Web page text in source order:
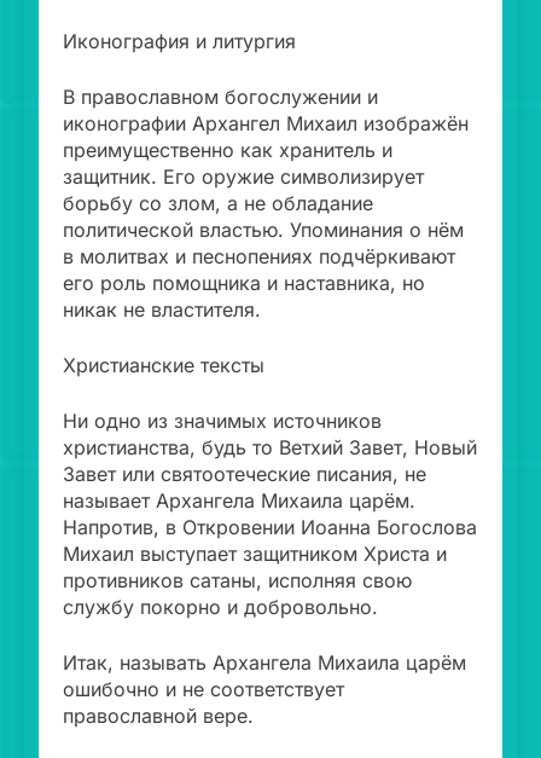
Иконография и литургия
В православном богослужении и
иконографии Архангел Михаил изображён
преимущественно как хранитель и
защитник. Его оружие символизирует
борьбу со злом, а не обладание
политической властью. Упоминания о нём
в молитвах и песнопениях подчёркивают
его роль помощника и наставника, но
никак не властителя.
Христианские тексты
Ни одно из значимых источников
христианства, будь то Ветхий Завет, Новый
Завет или святоотеческие писания, не
называет Архангела Михаила царём.
Напротив, в Откровении Иоанна Богослова
Михаил выступает защитником Христа и
противников сатаны, исполняя свою
службу покорно и добровольно.
Итак, называть Архангела Михаила царём
ошибочно и не соответствует
православной вере.